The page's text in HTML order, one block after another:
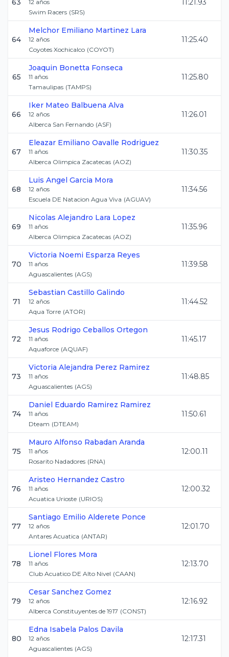
63 12 años
Swim Racers (SRS)
11:21.93
64
Melchor Emiliano Martinez Lara
12 años
Coyotes Xochicalco (COYOT)
11:25.40
65
Joaquin Bonetta Fonseca
11 años
Tamaulipas (TAMPS)
11:25.80
66
Iker Mateo Balbuena Alva
12 años
Alberca San Fernando (ASF)
11:26.01
67
Eleazar Emiliano Oavalle Rodriguez
11 años
Alberca Olimpica Zacatecas (AOZ)
11:30.35
68
Luis Angel Garcia Mora
12 años
Escuela DE Natacion Agua Viva (AGUAV)
11:34.56
69
Nicolas Alejandro Lara Lopez
11 años
Alberca Olimpica Zacatecas (AOZ)
11:35.96
70
Victoria Noemi Esparza Reyes
11 años
Aguascalientes (AGS)
11:39.58
71
Sebastian Castillo Galindo
12 años
Aqua Torre (ATOR)
11:44.52
72
Jesus Rodrigo Ceballos Ortegon
11 años
Aquaforce (AQUAF)
11:45.17
73
Victoria Alejandra Perez Ramirez
11 años
Aguascalientes (AGS)
11:48.85
74
Daniel Eduardo Ramirez Ramirez
11 años
Dteam (DTEAM)
11:50.61
75
Mauro Alfonso Rabadan Aranda
11 años
Rosarito Nadadores (RNA)
12:00.11
76
Aristeo Hernandez Castro
11 años
Acuatica Urioste (URIOS)
12:00.32
77
Santiago Emilio Alderete Ponce
12 años
Antares Acuatica (ANTAR)
12:01.70
78
Lionel Flores Mora
11 años
Club Acuatico DE Alto Nivel (CAAN)
12:13.70
79
Cesar Sanchez Gomez
12 años
Alberca Constituyentes de 1917 (CONST)
12:16.92
80
Edna Isabela Palos Davila
12 años
Aguascalientes (AGS)
12:17.31